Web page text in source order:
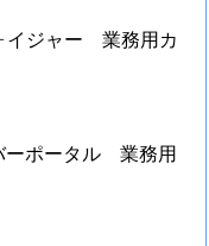
イジャー 業務用カ
ーポータル 業務用